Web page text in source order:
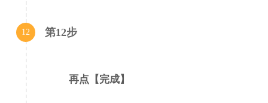
12 第12步
再点【完成】